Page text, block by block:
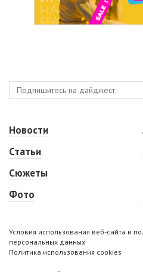
Новости
Статьи
Сюжеты
Фото
Условия использования веб-сайта и
персональных данных
Политика использования cookies